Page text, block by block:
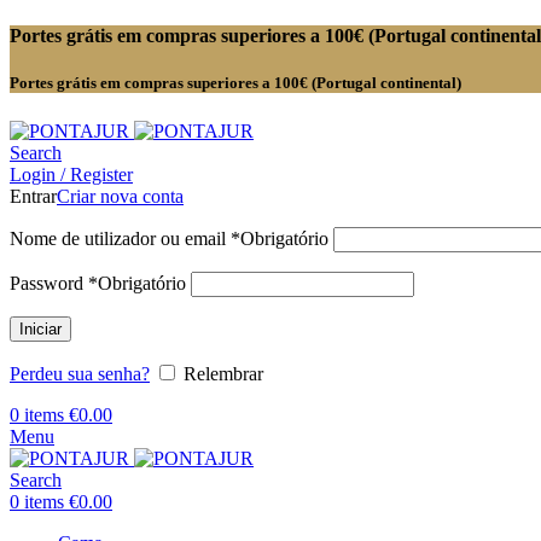
Portes grátis em compras superiores a 100€ (Portugal
Portes grátis em compras superiores a 100€ (Portugal continental)
Search
Login / Register
EntrarCriar nova conta
Nome de utilizador ou email *Obrigatório
Password *Obrigatório
Iniciar
Perdeu sua senha?
Relembrar
0 items €0.00
Menu
Search
0 items €0.00